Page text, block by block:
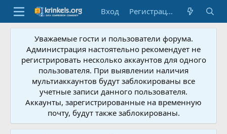
Вход Регистрация
Уважаемые гости и пользователи форума.
Администрация настоятельно рекомендует не
регистрировать несколько аккаунтов для одного
пользователя. При выявлении наличия
мультиаккаунтов будут заблокированы все
учетные записи данного пользователя.
Аккаунты, зарегистрированные на временную
почту, будут также заблокированы.